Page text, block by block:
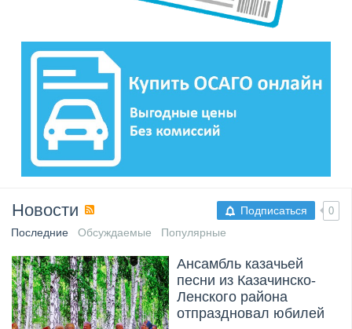
Подписаться 0
Новости
Последние Обсуждаемые Популярные
Ансамбль казачьей
песни из Казачинско-
Ленского района
отпраздновал юбилей